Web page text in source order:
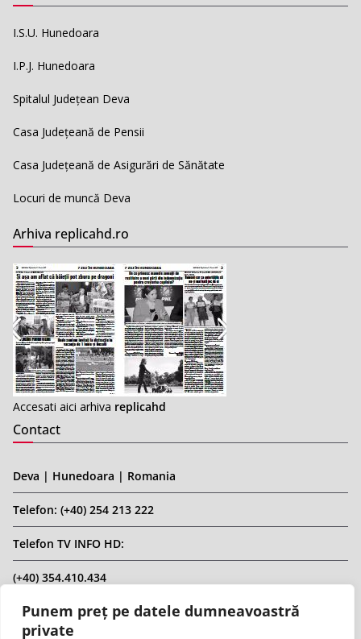
Punem preț pe datele dumneavoastră
private
I.S.U. Hunedoara
I.P.J. Hunedoara
Spitalul Județean Deva
Casa Județeană de Pensii
Casa Județeană de Asigurări de Sănătate
Locuri de muncă Deva
Arhiva replicahd.ro
Accesati aici arhiva replicahd
Contact
Deva | Hunedoara | Romania
Telefon: (+40) 254 213 222
Telefon TV INFO HD:
(+40) 354.410.434
Email: infohd20@gmail.com